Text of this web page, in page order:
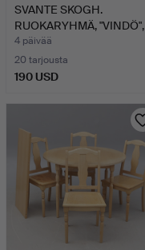
SVANTE SKOGH.
RUOKARYHMÄ, "VINDÖ",
PÄHKINÄ…
4 päivää
20 tarjousta
190 USD